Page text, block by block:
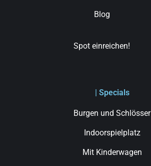
Blog
Spot einreichen!
| Specials
Burgen und Schlösser
Indoorspielplatz
Mit Kinderwagen